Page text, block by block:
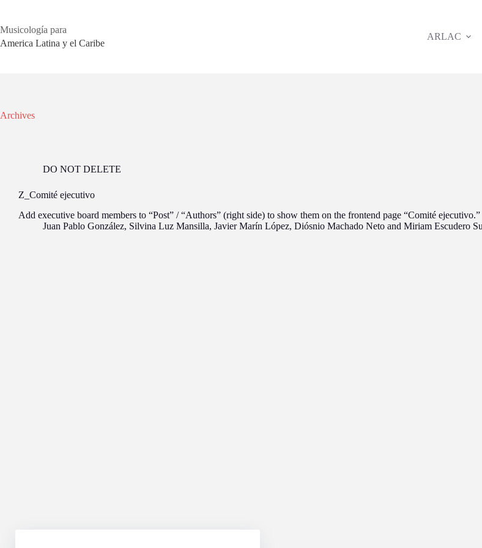
content
Musicología para
America Latina y el Caribe
ARLAC
Archives
DO NOT DELETE
Z_Comité ejecutivo
Add executive board members to “Post” / “Authors” (right side) to show them on the frontend page “Comité ejecutivo.”
Juan Pablo González, Silvina Luz Mansilla, Javier Marín López, Diósnio Machado Neto and Miriam Escudero